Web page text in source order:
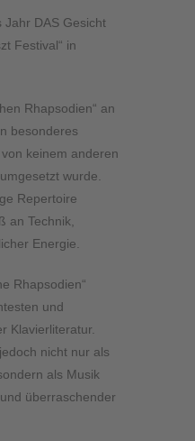
Jahr DAS Gesicht
Festival“ in
Rhapsodien“ an
besonderes
keinem anderen
wurde.
Repertoire
an Technik,
Energie.
Rhapsodien“
und
Klavierliteratur.
nicht nur als
als Musik
überraschender